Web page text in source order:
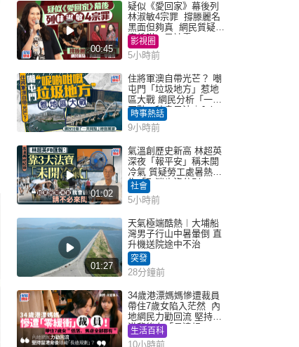
00:45
疑似《愛回家》幕後列
林淑敏4宗罪 撐滕麗名
黑面但夠真 網民質疑：
真係咁一早被雪
影視圈
5小時前
住將軍澳自帶光芒？ 嘲
屯門「垃圾地方」惹地
區大戰 網民分析「一共
同點」秒息風波｜Juicy
叮
時事熱話
9小時前
01:02
氣溫創歷史新高 林超英
深夜「報平安」稱未開
冷氣 質疑勞工處暑熱警
告「取消也沒分別」
社會
5小時前
01:27
天氣極端酷熱︱大埔船
灣男子行山中暑暈倒 直
升機送院途中不治
突發
28分鐘前
34歲港漂媽媽慘遭裁員
帶住7歲女陷入茫然 內
地網民力勸回流 堅持留
港背後有「長遠規
劃」？
生活百科
10小時前